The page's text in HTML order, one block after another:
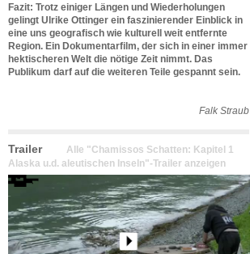
Fazit: Trotz einiger Längen und Wiederholungen
gelingt Ulrike Ottinger ein faszinierender Einblick in
eine uns geografisch wie kulturell weit entfernte
Region. Ein Dokumentarfilm, der sich in einer immer
hektischeren Welt die nötige Zeit nimmt. Das
Publikum darf auf die weiteren Teile gespannt sein.
Falk Straub
Trailer
Alle "Chamissos Schatten: Kapitel 1
Alaska u.d. aleutischen Inseln"-Trailer anzeigen